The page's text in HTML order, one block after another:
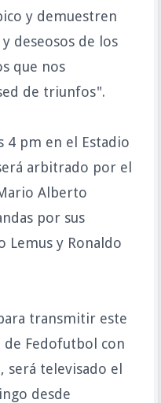
y demuestren
deseosos de los
que nos
de triunfos".
4 pm en el Estadio
arbitrado por el
Alberto
por sus
Lemus y Ronaldo
transmitir este
Fedofutbol con
será televisado el
desde